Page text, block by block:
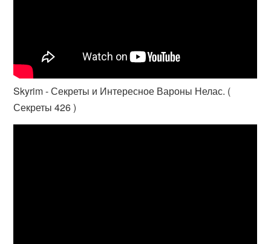
Skyrim - Секреты и Интересное Вароны Нелас. (
Секреты 426 )